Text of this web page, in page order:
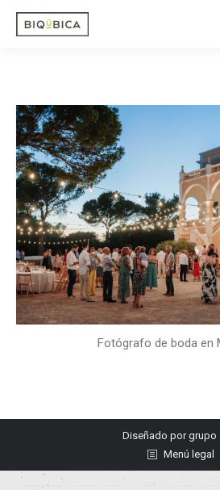
Fotógrafo de boda en
Diseñado porgrupo
Menú legal